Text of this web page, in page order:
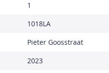
1
1018LA
Pieter Goosstraat
2023